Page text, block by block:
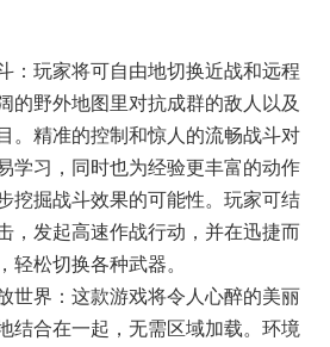
：玩家将可自由地切换近战和远程
的野外地图里对抗成群的敌人以及
。精准的控制和惊人的流畅战斗对
学习，同时也为经验更丰富的动作
挖掘战斗效果的可能性。玩家可结
，发起高速作战行动，并在迅捷而
轻松切换各种武器。
世界：这款游戏将令人心醉的美丽
结合在一起，无需区域加载。环境